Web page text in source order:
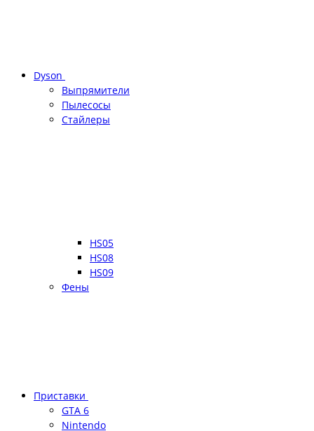
Dyson
Выпрямители
Пылесосы
Стайлеры
HS05
HS08
HS09
Фены
Приставки
GTA 6
Nintendo